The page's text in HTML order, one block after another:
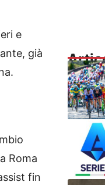
e
già
Roma
fin